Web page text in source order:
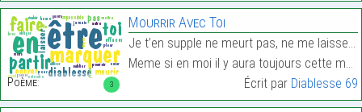
3
Poème:
Mourrir Avec Toi
Je t’en supple ne meurt pas, ne me laisse pas
Meme si en moi il y aura toujours cette marque de …
Écrit par Diablesse 69